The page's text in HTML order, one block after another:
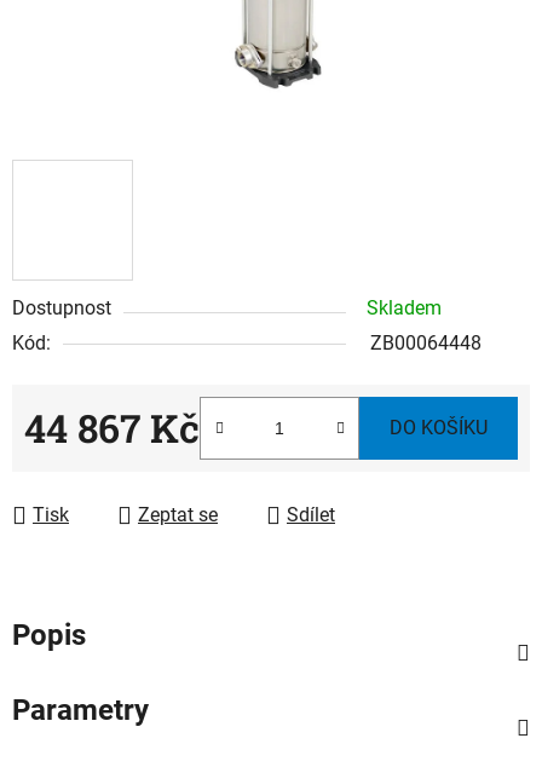
Dostupnost
Skladem
Kód:
ZB00064448
44 867 Kč DO KOŠÍKU
Tisk Zeptat se Sdílet
Popis
Parametry